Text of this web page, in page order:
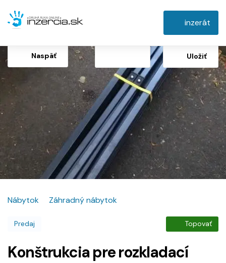
inzerát
Naspäť Uložiť
Nábytok Záhradný nábytok
Predaj Topovať
Konštrukcia pre rozkladací